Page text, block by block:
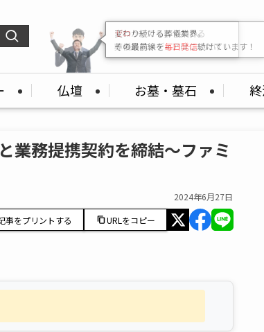
変わり続ける葬儀業界。
その最前線を毎日発信続けています！
仏壇 お墓・墓石
業務提携契約を締結～ファミ
2024年6月27日
事をプリントする
URLをコピー